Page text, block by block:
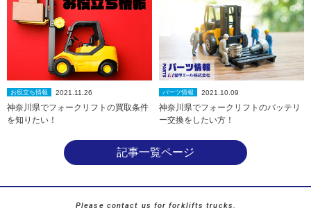
お役立ち情報 2021.11.26
神奈川県でフォークリフトの買取条件
を知りたい！
パーツ情報 2021.10.09
神奈川県でフォークリフトのバッテリ
ー交換をしたい方！
記事一覧ページ
Please contact us for forklifts trucks.